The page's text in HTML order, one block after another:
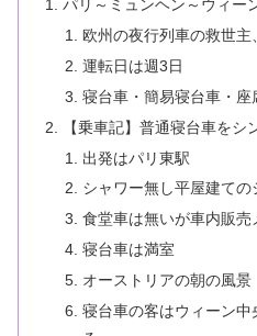
パリ～ミュンヘン～ウィー
欧州の夜行列車の救世主
運転日は週3日
寝台車・簡易寝台車・座
【乗車記】普通寝台車をシ
出発はパリ東駅
シャワー無し平屋建て
食堂車は無いが車内販
寝台車は満室
オーストリアの朝の風景
寝台車の客はウィーン中